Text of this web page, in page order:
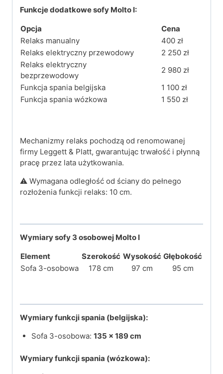
Funkcje dodatkowe sofy Molto I:
Opcja
Cena
Relaks manualny
400 zł
Relaks elektryczny przewodowy
2 250 zł
Relaks elektryczny
bezprzewodowy
2 980 zł
Funkcja spania belgijska
1 100 zł
Funkcja spania wózkowa
1 550 zł
Mechanizmy relaks pochodzą od renomowanej
firmy Leggett & Platt, gwarantując trwałość i płynną
pracę przez lata użytkowania.
⚠️ Wymagana odległość od ściany do pełnego
rozłożenia funkcji relaks: 10 cm.
Wymiary sofy 3 osobowej Molto I
Element
Szerokość Wysokość Głębokość
Sofa 3-osobowa
178 cm 97 cm 95 cm
Wymiary funkcji spania (belgijska):
Sofa 3-osobowa: 135 × 189 cm
Wymiary funkcji spania (wózkowa):